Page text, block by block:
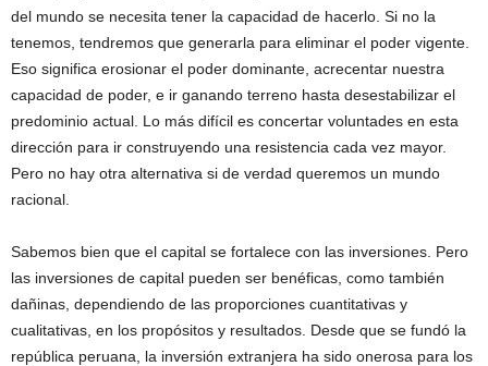
del mundo se necesita tener la capacidad de hacerlo. Si no la
tenemos, tendremos que generarla para eliminar el poder vigente.
Eso significa erosionar el poder dominante, acrecentar nuestra
capacidad de poder, e ir ganando terreno hasta desestabilizar el
predominio actual. Lo más difícil es concertar voluntades en esta
dirección para ir construyendo una resistencia cada vez mayor.
Pero no hay otra alternativa si de verdad queremos un mundo
racional.
Sabemos bien que el capital se fortalece con las inversiones. Pero
las inversiones de capital pueden ser benéficas, como también
dañinas, dependiendo de las proporciones cuantitativas y
cualitativas, en los propósitos y resultados. Desde que se fundó la
república peruana, la inversión extranjera ha sido onerosa para los